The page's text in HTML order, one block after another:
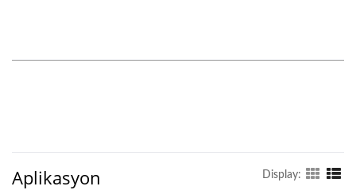
Aplikasyon Display: